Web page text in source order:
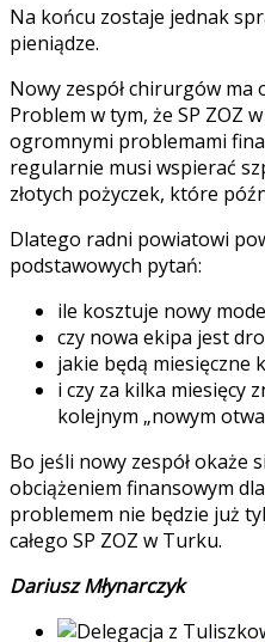
Na końcu zostaje jednak
pieniądze.
Nowy zespół chirurgów ma
Problem w tym, że SP ZOZ
ogromnymi problemami
regularnie musi wspierać
złotych pożyczek, które
Dlatego radni powiatowi
podstawowych pytań:
ile kosztuje nowy
czy nowa ekipa jest
jakie będą miesięczne
i czy za kilka miesięcy
kolejnym „nowym
Bo jeśli nowy zespół okaże
obciążeniem finansowym
problemem nie będzie już
całego SP ZOZ w Turku.
Dariusz Młynarczyk